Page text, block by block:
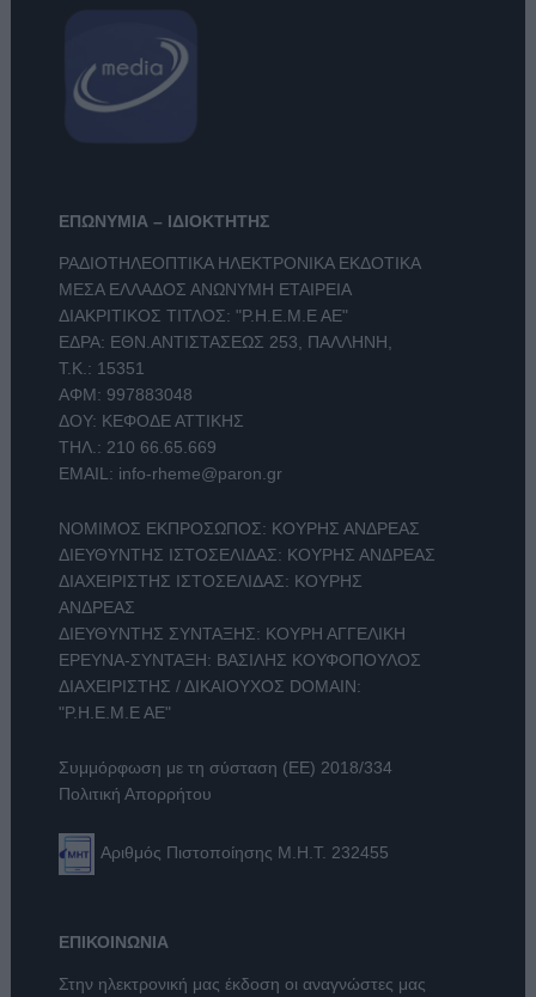
ΕΠΩΝΥΜΙΑ – ΙΔΙΟΚΤΗΤΗΣ
ΡΑΔΙΟΤΗΛΕΟΠΤΙΚΑ ΗΛΕΚΤΡΟΝΙΚΑ ΕΚΔΟΤΙΚΑ
ΜΕΣΑ ΕΛΛΑΔΟΣ ΑΝΩΝΥΜΗ ΕΤΑΙΡΕΙΑ
ΔΙΑΚΡΙΤΙΚΟΣ ΤΙΤΛΟΣ: "Ρ.Η.Ε.Μ.Ε ΑΕ"
ΕΔΡΑ: ΕΘΝ.ΑΝΤΙΣΤΑΣΕΩΣ 253, ΠΑΛΛΗΝΗ,
Τ.Κ.: 15351
ΑΦΜ: 997883048
ΔΟΥ: ΚΕΦΟΔΕ ΑΤΤΙΚΗΣ
ΤΗΛ.: 210 66.65.669
EMAIL: info-rheme@paron.gr
ΝΟΜΙΜΟΣ ΕΚΠΡΟΣΩΠΟΣ: ΚΟΥΡΗΣ ΑΝΔΡΕΑΣ
ΔΙΕΥΘΥΝΤΗΣ ΙΣΤΟΣΕΛΙΔΑΣ: ΚΟΥΡΗΣ ΑΝΔΡΕΑΣ
ΔΙΑΧΕΙΡΙΣΤΗΣ ΙΣΤΟΣΕΛΙΔΑΣ: ΚΟΥΡΗΣ
ΑΝΔΡΕΑΣ
ΔΙΕΥΘΥΝΤΗΣ ΣΥΝΤΑΞΗΣ: ΚΟΥΡΗ ΑΓΓΕΛΙΚΗ
ΕΡΕΥΝΑ-ΣΥΝΤΑΞΗ: ΒΑΣΙΛΗΣ ΚΟΥΦΟΠΟΥΛΟΣ
ΔΙΑΧΕΙΡΙΣΤΗΣ / ΔΙΚΑΙΟΥΧΟΣ DOMAIN:
"Ρ.Η.Ε.Μ.Ε ΑΕ"
Συμμόρφωση με τη σύσταση (ΕΕ) 2018/334
Πολιτική Απορρήτου
Αριθμός Πιστοποίησης Μ.Η.Τ. 232455
ΕΠΙΚΟΙΝΩΝΙΑ
Στην ηλεκτρονική μας έκδοση οι αναγνώστες μας